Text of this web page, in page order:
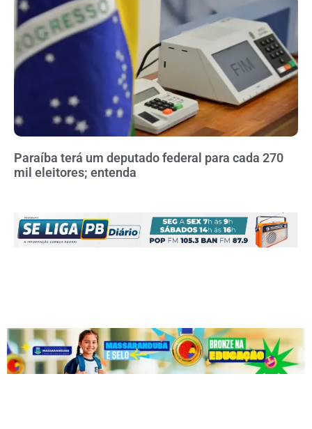
Paraíba terá um deputado federal para cada 270
mil eleitores; entenda